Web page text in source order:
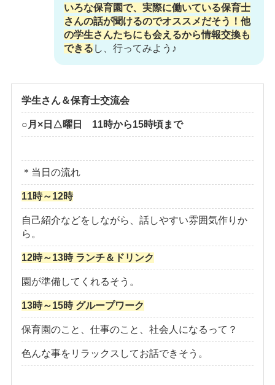
いろな保育園で、実際に働いている保育士
さんの話が聞けるのでオススメだそう！他
の学生さんたちにも会えるから情報交換も
できる し、行ってみよう♪
学生さん＆保育士交流会
○月×日△曜日 11時から15時頃まで
＊当日の流れ
11時～12時
自己紹介などをしながら、話しやすい雰囲気作りか
ら。
12時～13時 ランチ＆ドリンク
園が準備してくれるそう。
13時～15時 グループワーク
保育園のこと、仕事のこと、社会人になるって？
色んな事をリラックスしてお話できそう。